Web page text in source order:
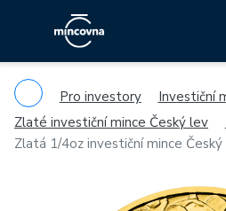
Pro investory
Investiční
Zlaté investiční mince Český lev
Zlatá 1/4oz investiční mince